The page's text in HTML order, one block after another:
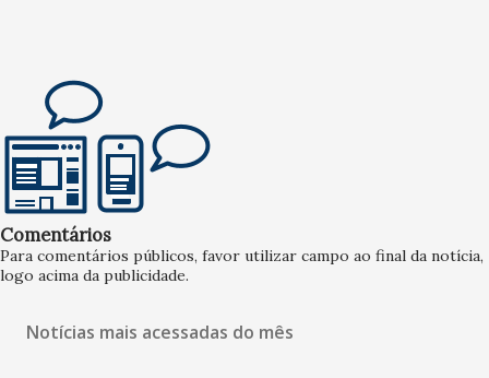
Comentários
Para comentários públicos, favor utilizar campo ao final da notícia,
logo acima da publicidade.
Notícias mais acessadas do mês